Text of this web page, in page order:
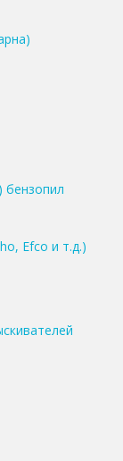
бензопил
Efco и т.д.)